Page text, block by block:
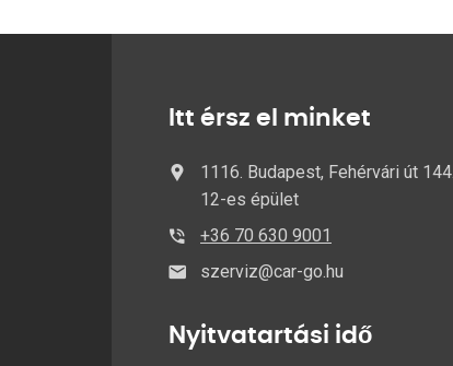
Itt érsz el minket
1116. Budapest, Fehérvári út 144.
12-es épület
+36 70 630 9001
szerviz@car-go.hu
Nyitvatartási idő